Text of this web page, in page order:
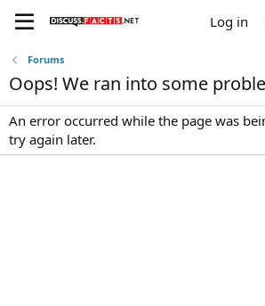
Log in
Forums
Oops! We ran into some
An error occurred while the page was
try again later.